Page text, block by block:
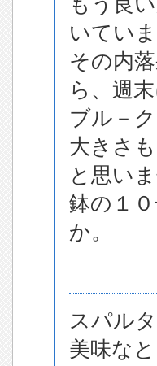
いていま
その内
ら、週
ブル－
大きさ
と思いま
鉢の１
か。
スパル
美味な